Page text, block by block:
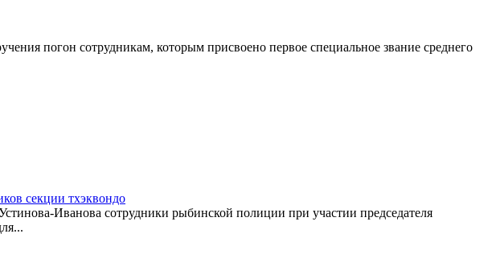
погон сотрудникам, которым присвоено первое специальное звание среднего
секции тхэквондо
Иванова сотрудники рыбинской полиции при участии председателя